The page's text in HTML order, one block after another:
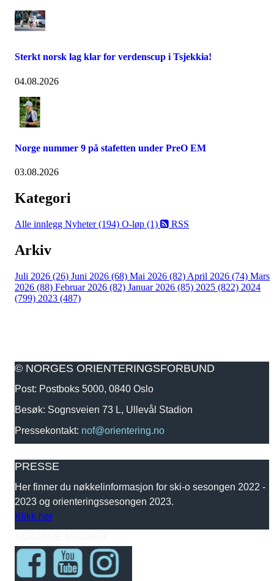
Sterkt norsk lag klar for verdenscup i Tsjekkia!
04.08.2026
Norge nummer 9 på stafetten under PreO EM
03.08.2026
Kategori
Alle innlegg Nyheter (194) O-løp (1) RSS
Arkiv
Juli 2026 (26) Juni 2026 (68) Mai 2026 (82) April 2026 (74) Mars
2026 (88) Februar 2026 (82) Januar 2026 (85) 2025 (822) 2024
(799) 2023 (487)
© NORGES ORIENTERINGSFORBUND
Post: Postboks 5000, 0840 Oslo
Besøk: Sognsveien 73 L, Ullevål Stadion
Pressekontakt: nof@orientering.no
PRESSE
Her finner du nøkkelinformasjon for ski-o sesongen 2022 -
2023 og orienteringssesongen 2023.
Klikk her